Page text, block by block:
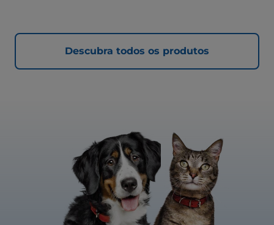
Descubra todos os produtos